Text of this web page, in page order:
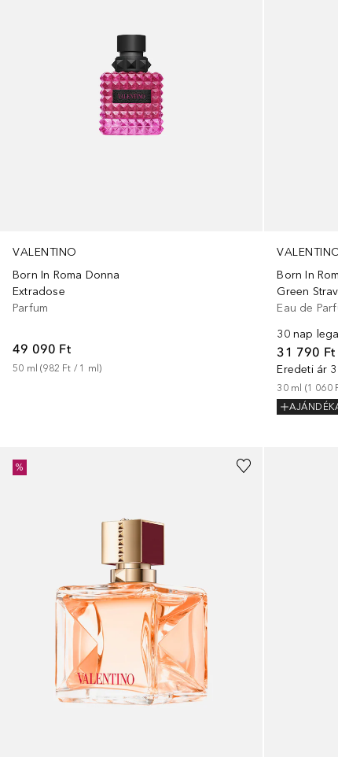
VALENTINO
Born In Roma Donna
Extradose
Parfum
49 090 Ft
50 ml (982 Ft / 1 ml)
Born In
Green
Eau de
30 nap
31 790 Ft
Eredeti ár
30 ml (1 060
%